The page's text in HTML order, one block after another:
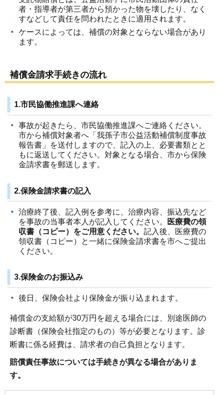
者・指導者が第三者から預かった物を壊したり、なく
すなどして責任を問われたときに適用されます。
ケースによっては、補償の対象とならない場合があり
ます。
補償金請求手続きの流れ
1.市民協働推進課へ連絡
事故が起きたら、市民協働推進課へご連絡ください。
市から補償対象者へ「我孫子市公益活動補償制度事故
報告書」を送付しますので、記入の上、必要書類とと
もに返送してください。対象となる場合、市から保険
金請求書を郵送します。
2.保険金請求書の記入
治療終了後、記入例を参考に、治療内容、振込先など
を事故の当事者本人が記入してください。
医療費の領
収書（コピー）をご用意ください。 記入後、医療費の
領収書（コピー）と一緒に保険金請求書を市へご提出
ください。
3.保険金のお振込み
後日、保険会社より保険金が振り込まれます。
補償金の支給額が30万円を超える場合には、別途医師の
診断書（保険会社指定のもの）等が必要となります。診
断書に係る経費は、請求者の自己負担となります。
賠償責任事故については手続きが異なる場合がありま
す。